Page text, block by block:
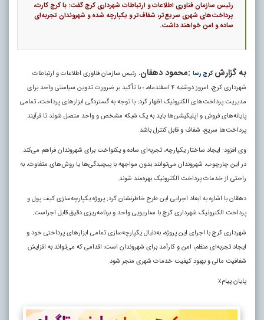
رئیس سازمان فناوری اطلاعات و ارتباطات شهرداری کرج گفت: با کرج کارت،
پرداخت‌های شهری سریع‌تر، شفاف‌تر و یکپارچه شده و شهروندان تجربه‌ای
ساده و امن خواهند داشت.
به گزارش کرج رسا :محمود دهقان، رئیس سازمان فناوری اطلاعات و ارتباطات
شهرداری کرج، امروز دوشنبه ۴ اسفندماه، ؛ با تأکید بر ضرورت تدوین سیاستی واحد برای
مدیریت پرداخت‌های الکترونیک اظهار کرد: با توجه به گستردگی ابزارهای پرداخت، تمامی
پایانه‌های فروش و اپلیکیشن‌ها باید به یک شبکه مشخص و واحد متصل شوند تا فرآیند
پرداخت‌ها سریع، شفاف و قابل کنترل باشد.
وی افزود: ایجاد ساختار یکپارچه، تجربه‌ای ساده و یکنواخت برای شهروندان فراهم می‌کند.
در این چارچوب، شهروندان می‌توانند بدون مواجهه با پیچیدگی‌ها یا روش‌های متفاوت، به
راحتی از خدمات پرداخت الکترونیک بهره‌مند شوند.
دهقان با اشاره به ابعاد اجرایی این طرح خاطرنشان کرد: پروژه یکپارچه‌سازی کیف پول و
پرداخت الکترونیک شهرداری کرج با سناریویی واحد و برنامه‌ریزی دقیق قابل اجراست.
شهرداری کرج با اجرای این پروژه، به‌دنبال یکپارچه‌سازی تمامی ابزارهای پرداختی خود و
ایجاد تجربه‌ای منظم، امن و کارآمد برای شهروندان است؛ اقدامی که می‌تواند به افزایش
شفافیت مالی و بهبود کیفیت خدمات شهری منجر شود.
پایان پیام٪